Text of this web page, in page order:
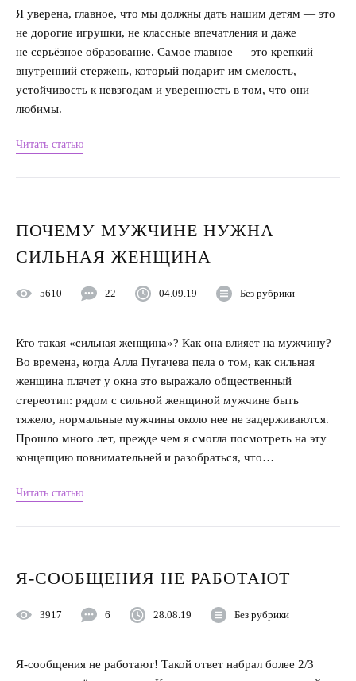
Я уверена, главное, что мы должны дать нашим детям — это
не дорогие игрушки, не классные впечатления и даже
не серьёзное образование. Самое главное — это крепкий
внутренний стержень, который подарит им смелость,
устойчивость к невзгодам и уверенность в том, что они
любимы.
Читать статью
ПОЧЕМУ МУЖЧИНЕ НУЖНА
СИЛЬНАЯ ЖЕНЩИНА
5610 22 04.09.19 Без рубрики
Кто такая «сильная женщина»? Как она влияет на мужчину?
Во времена, когда Алла Пугачева пела о том, как сильная
женщина плачет у окна это выражало общественный
стереотип: рядом с сильной женщиной мужчине быть
тяжело, нормальные мужчины около нее не задерживаются.
Прошло много лет, прежде чем я смогла посмотреть на эту
концепцию повнимательней и разобраться, что…
Читать статью
Я-СООБЩЕНИЯ НЕ РАБОТАЮТ
3917 6 28.08.19 Без рубрики
Я-сообщения не работают! Такой ответ набрал более 2/3